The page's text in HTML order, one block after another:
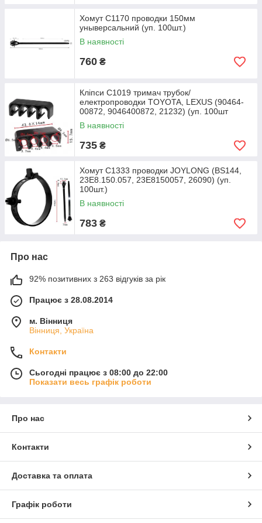
Хомут C1170 проводки 150мм
уныверсальний (уп. 100шт.)
В наявності
760 ₴
Кліпси C1019 тримач трубок/
електропроводки TOYOTA, LEXUS (90464-
00872, 9046400872, 21232) (уп. 100шт
В наявності
735 ₴
Хомут C1333 проводки JOYLONG (BS144,
23E8.150.057, 23E8150057, 26090) (уп.
100шт.)
В наявності
783 ₴
Про нас
92% позитивних з 263 відгуків за рік
Працює з 28.08.2014
м. Вінниця
Вінниця, Україна
Контакти
Сьогодні працює з 08:00 до 22:00
Показати весь графік роботи
Про нас
Контакти
Доставка та оплата
Графік роботи